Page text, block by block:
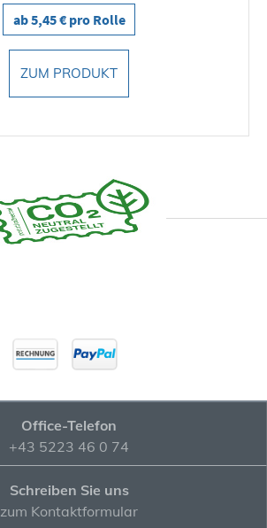
ab 5,45 € pro Rolle
ZUM PRODUKT
Office-Telefon
+43 5223 46 0 74
Schreiben Sie uns
zum Kontaktformular